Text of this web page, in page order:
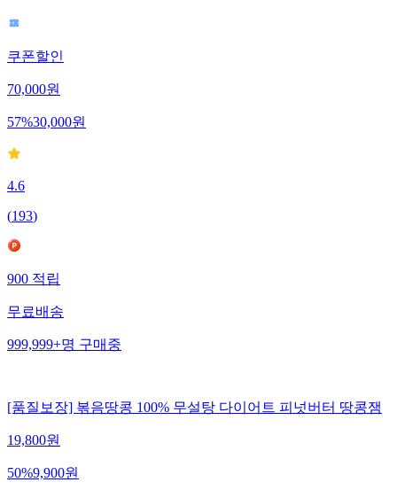
쿠폰할인
70,000원
57%30,000원
4.6
(193)
900적립
무료배송
999,999+명구매중
[품질보장] 볶음땅콩 100% 무설탕 다이어트 피넛버터 땅콩잼
19,800원
50%9,900원